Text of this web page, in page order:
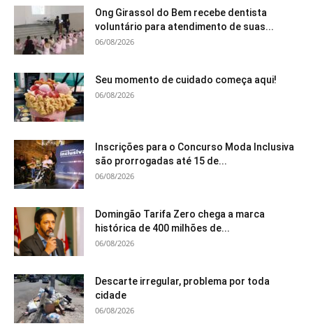
Ong Girassol do Bem recebe dentista
voluntário para atendimento de suas...
06/08/2026
Seu momento de cuidado começa aqui!
06/08/2026
Inscrições para o Concurso Moda Inclusiva
são prorrogadas até 15 de...
06/08/2026
Domingão Tarifa Zero chega a marca
histórica de 400 milhões de...
06/08/2026
Descarte irregular, problema por toda
cidade
06/08/2026